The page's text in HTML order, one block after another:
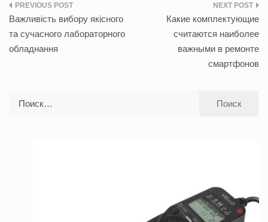
Навигация
по
записям
Важливість вибору якісного
та сучасного лабораторного
обладнання
Какие комплектующие
считаются наиболее
важными в ремонте
смартфонов